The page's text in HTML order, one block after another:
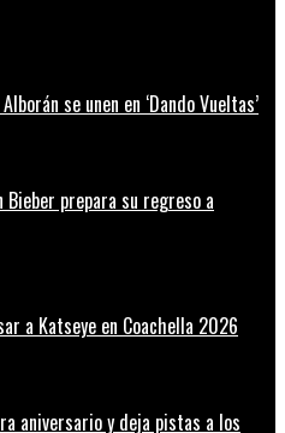
se unen en ‘Dando Vueltas’
Bieber prepara su regreso a
a Katseye en Coachella 2026
aniversario y deja pistas a los